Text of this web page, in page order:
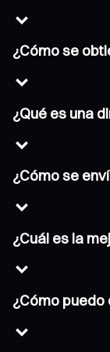
¿Cómo se
¿Qué es una
¿Cómo se
¿Cuál es la
¿Cómo